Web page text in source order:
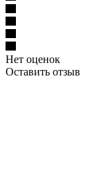
Нет оценок
Оставить отзыв